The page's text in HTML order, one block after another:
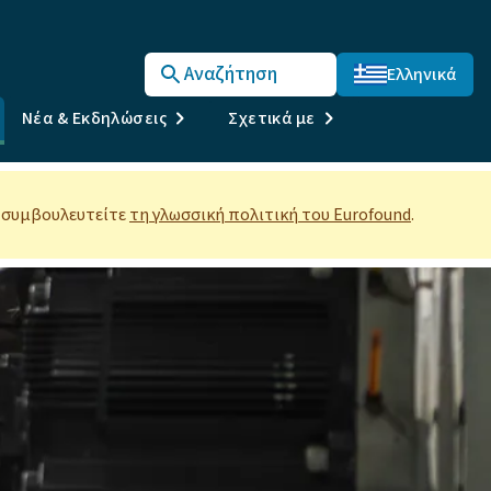
Αναζήτηση
Ελληνικά
Νέα & Εκδηλώσεις Σχετικά με
συμβουλευτείτετη γλωσσική πολιτική του Eurofound.